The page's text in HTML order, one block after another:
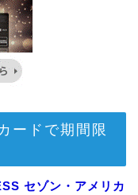
ードで期間限
セゾン・アメリカ